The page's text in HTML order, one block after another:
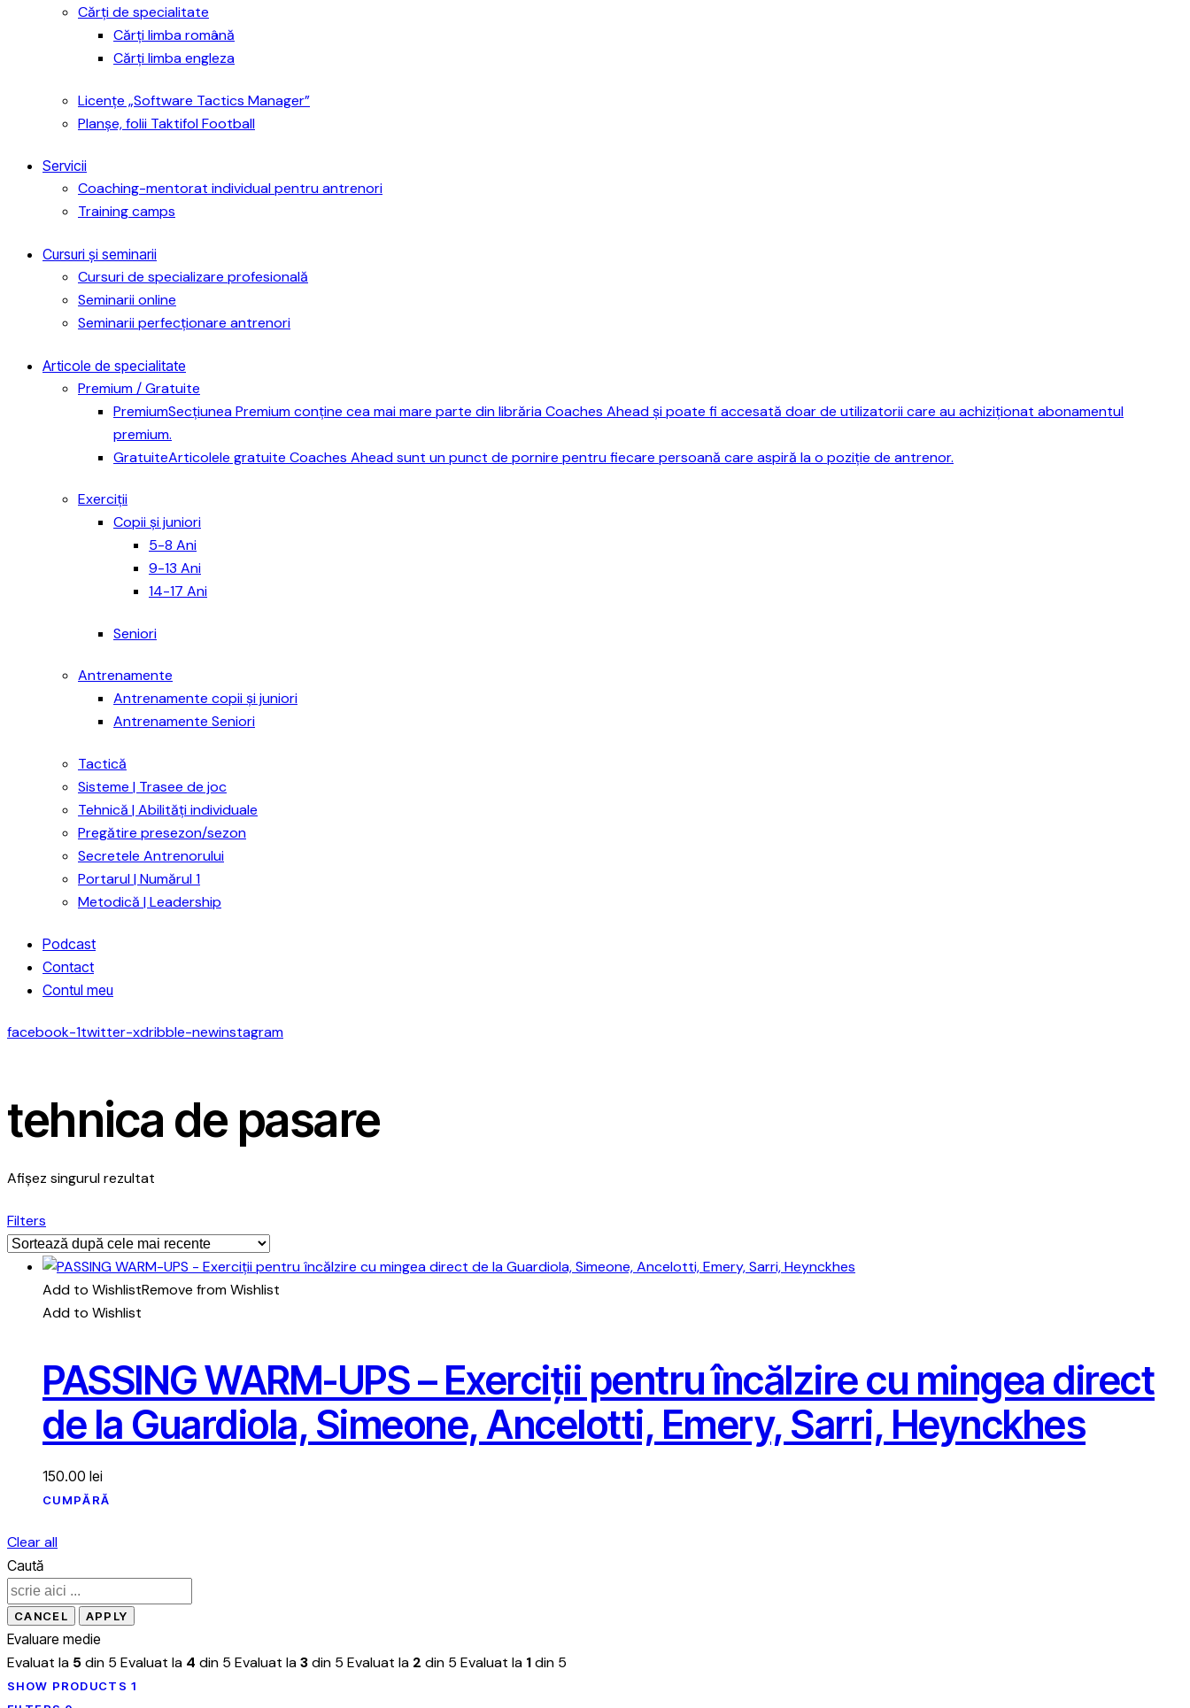
Cărți de specialitate
Cărți limba română
Cărți limba engleza
Licențe „Software Tactics Manager”
Planșe, folii Taktifol Football
Servicii
Coaching-mentorat individual pentru antrenori
Training camps
Cursuri și seminarii
Cursuri de specializare profesională
Seminarii online
Seminarii perfecționare antrenori
Articole de specialitate
Premium / Gratuite
PremiumSecțiunea Premium conține cea mai mare parte din librăria Coaches Ahead și poate fi accesată doar de utilizatorii care au achiziționat abonamentul
premium.
GratuiteArticolele gratuite Coaches Ahead sunt un punct de pornire pentru fiecare persoană care aspiră la o poziție de antrenor.
Exerciții
Copii și juniori
5-8 Ani
9-13 Ani
14-17 Ani
Seniori
Antrenamente
Antrenamente copii și juniori
Antrenamente Seniori
Tactică
Sisteme | Trasee de joc
Tehnică | Abilități individuale
Pregătire presezon/sezon
Secretele Antrenorului
Portarul | Numărul 1
Metodică | Leadership
Podcast
Contact
Contul meu
facebook-1twitter-xdribble-newinstagram
tehnica de pasare
Afișez singurul rezultat
Filters
Add to WishlistRemove from Wishlist
Add to Wishlist
PASSING WARM-UPS – Exerciții pentru încălzire cu mingea direct
de la Guardiola, Simeone, Ancelotti, Emery, Sarri, Heynckhes
150.00 lei
CUMPĂRĂ
Clear all
Caută
Evaluare medie
Evaluat la 5din 5 Evaluat la 4 din 5 Evaluat la3din 5 Evaluat la 2 din 5 Evaluat la 1din 5
SHOW PRODUCTS 1